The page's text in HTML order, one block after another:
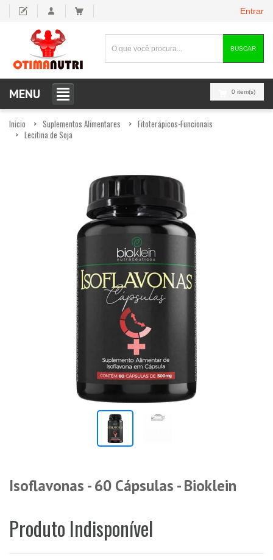
Entrar
BUSCAR
0 item(s)
MENU
Inicio Suplementos Alimentares
Fitoterápicos-Funcionais
Lecitina de Soja
Isoflavonas - 60 Cápsulas - Bioklein
Produto Indisponível